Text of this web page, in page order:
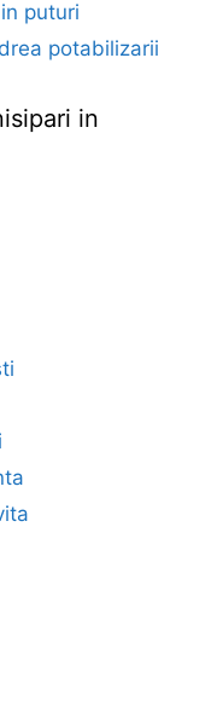
puturi
potabilizarii
in